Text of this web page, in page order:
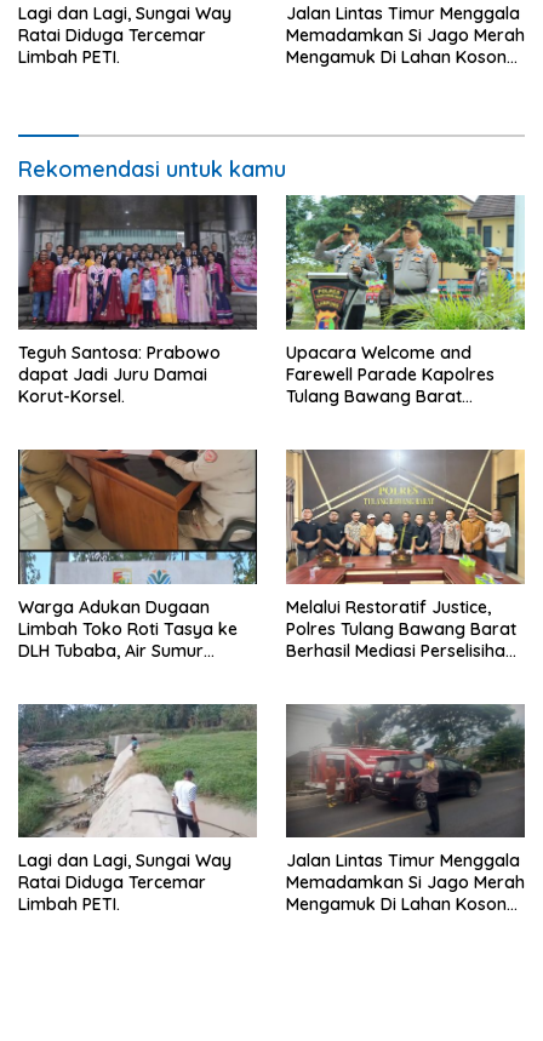
Lagi dan Lagi, Sungai Way
Ratai Diduga Tercemar
Limbah PETI.
Jalan Lintas Timur Menggala
Memadamkan Si Jago Merah
Mengamuk Di Lahan Kosong,
Rekomendasi untuk kamu
Teguh Santosa: Prabowo
dapat Jadi Juru Damai
Korut-Korsel.
Upacara Welcome and
Farewell Parade Kapolres
Tulang Bawang Barat
Warga Adukan Dugaan
Limbah Toko Roti Tasya ke
DLH Tubaba, Air Sumur
Melalui Restoratif Justice,
Polres Tulang Bawang Barat
Berhasil Mediasi Perselisihan
Lagi dan Lagi, Sungai Way
Ratai Diduga Tercemar
Limbah PETI.
Jalan Lintas Timur Menggala
Memadamkan Si Jago Merah
Mengamuk Di Lahan Kosong,